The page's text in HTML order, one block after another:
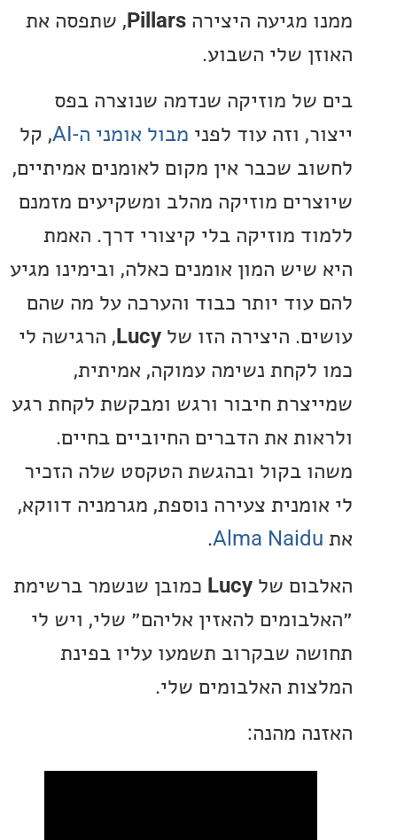
מגיעה היצירהPillars, שתפסה את
שלי השבוע.
מוזיקה שנדמה שנוצרה בפס
וזה עוד לפני מבול אומני ה-AI
, קל
שכבר אין מקום לאומנים אמיתיים,
מוזיקה מהלב ומשקיעים מזמנם
מוזיקה בלי קיצורי דרך. האמת
המון אומנים כאלה, ובימינו מגיע
יותר כבוד והערכה על מה שהם
היצירה הזו שלLucy , הרגישה לי
נשימה עמוקה, אמיתית,
חיבור ורגש ומבקשת לקחת רגע
את הדברים החיוביים בחיים.
בקול ובהגשת הטקסט שלה הזכיר
צעירה נוספת, מגרמניה דווקא,
Alma
.
שלLucy כמובן שנשמר ברשימת
להאזין אליהם״ שלי, ויש לי
שבקרוב תשמעו עליו בפינת
האלבומים שלי.
מהנה: